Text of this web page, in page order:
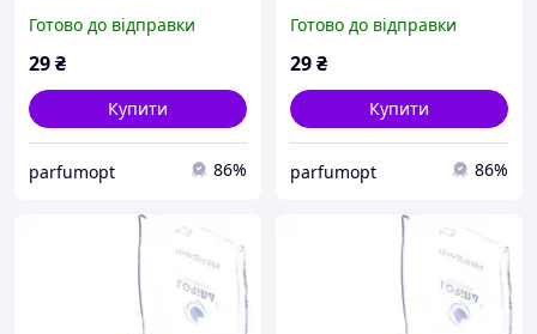
Готово до відправки
29₴
Купити
parfumopt 86%
Готово до відправки
29₴
Купити
parfumopt 86%